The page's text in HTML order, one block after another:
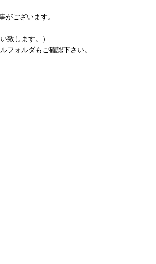
ございます。
致します。）
フォルダもご確認下さい。